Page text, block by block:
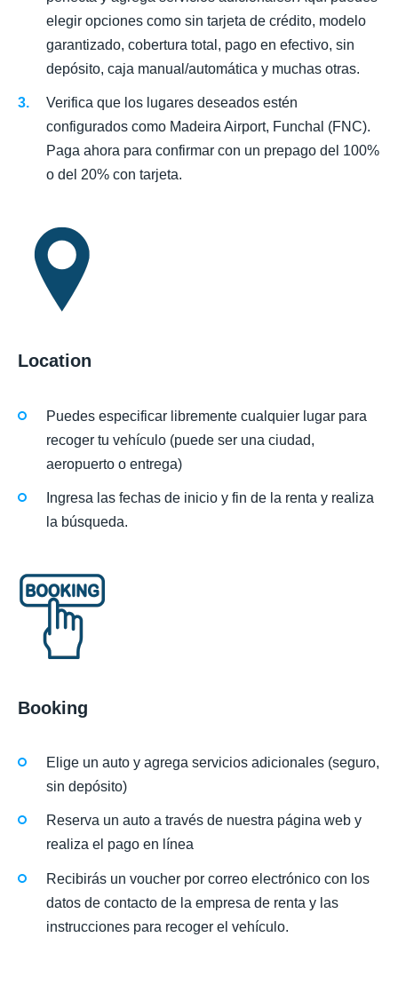
elegir opciones como sin tarjeta de crédito, modelo
garantizado, cobertura total, pago en efectivo, sin
depósito, caja manual/automática y muchas otras.
Verifica que los lugares deseados estén
configurados como Madeira Airport, Funchal (FNC).
Paga ahora para confirmar con un prepago del 100%
o del 20% con tarjeta.
Location
Puedes especificar libremente cualquier lugar para
recoger tu vehículo (puede ser una ciudad,
aeropuerto o entrega)
Ingresa las fechas de inicio y fin de la renta y realiza
la búsqueda.
Booking
Elige un auto y agrega servicios adicionales (seguro,
sin depósito)
Reserva un auto a través de nuestra página web y
realiza el pago en línea
Recibirás un voucher por correo electrónico con los
datos de contacto de la empresa de renta y las
instrucciones para recoger el vehículo.